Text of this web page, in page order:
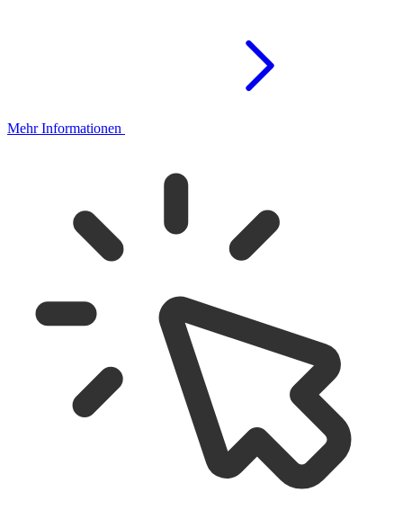
Mehr Informationen